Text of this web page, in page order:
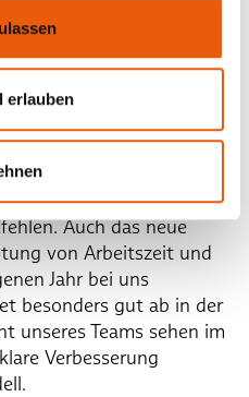
erlauben
Place to Work®
von Babtec, die sich
sind der Meinung:
dies hier ist ein sehr
Prozent würden Babtec
Auch das neue
von Arbeitszeit und
Jahr bei uns
besonders gut ab in der
unseres Teams sehen im
Verbesserung